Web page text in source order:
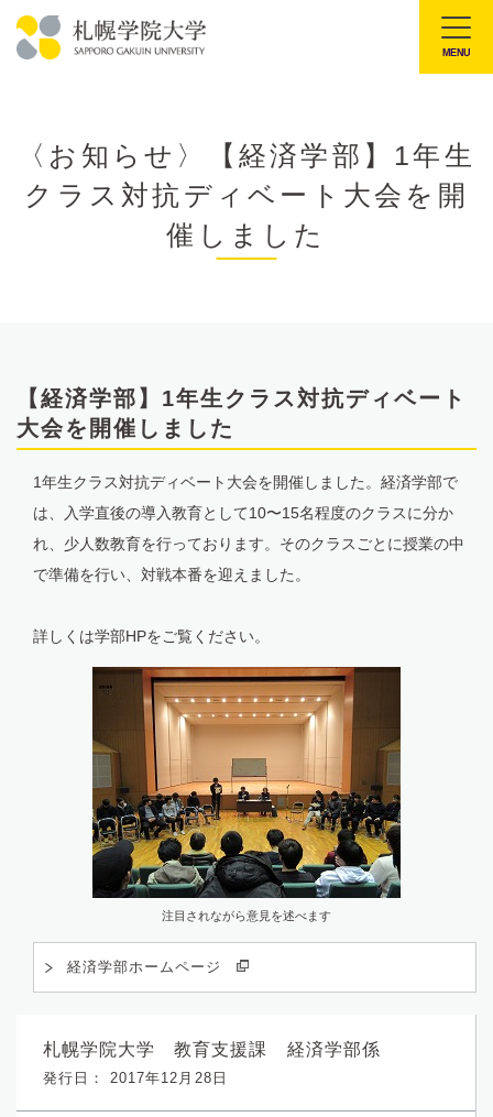
文
大
MENU
〈お知らせ〉【経済学部】1年生
クラス対抗ディベート大会を開
催しました
【経済学部】1年生クラス対抗ディベート
大会を開催しました
1年生クラス対抗ディベート大会を開催しました。経済学部で
は、入学直後の導入教育として10〜15名程度のクラスに分か
れ、少人数教育を行っております。そのクラスごとに授業の中
で準備を行い、対戦本番を迎えました。
詳しくは学部HPをご覧ください。
注目されながら意見を述べます
経済学部ホームページ
発行日： 2017年12月28日
札幌学院大学 教育支援課 経済学部係